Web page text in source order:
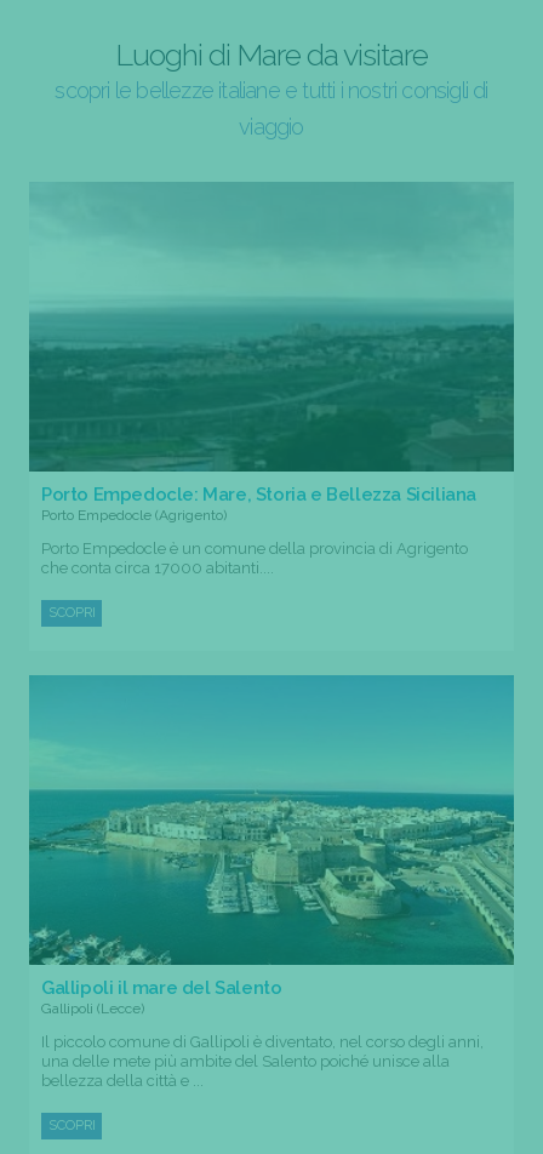
Luoghi di Mare da visitare
scopri le bellezze italiane e tutti i nostri consigli di
viaggio
Porto Empedocle: Mare, Storia e Bellezza Siciliana
Porto Empedocle (Agrigento)
Porto Empedocle è un comune della provincia di Agrigento
che conta circa 17000 abitanti....
SCOPRI
Gallipoli il mare del Salento
Gallipoli (Lecce)
Il piccolo comune di Gallipoli è diventato, nel corso degli anni,
una delle mete più ambite del Salento poiché unisce alla
bellezza della città e ...
SCOPRI